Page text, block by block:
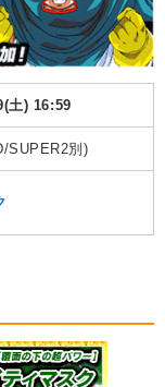
土) 16:59
SUPER2別)